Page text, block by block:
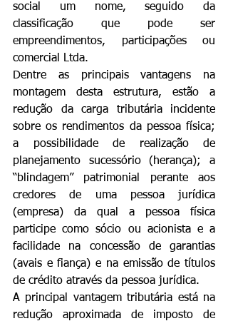
social um nome, seguido da
classificação que pode ser
empreendimentos, participações ou
comercial Ltda.
Dentre as principais vantagens na
montagem desta estrutura, estão a
redução da carga tributária incidente
sobre os rendimentos da pessoa física;
a possibilidade de realização de
planejamento sucessório (herança); a
“blindagem” patrimonial perante aos
credores de uma pessoa jurídica
(empresa) da qual a pessoa física
participe como sócio ou acionista e a
facilidade na concessão de garantias
(avais e fiança) e na emissão de títulos
de crédito através da pessoa jurídica.
A principal vantagem tributária está na
redução aproximada de imposto de